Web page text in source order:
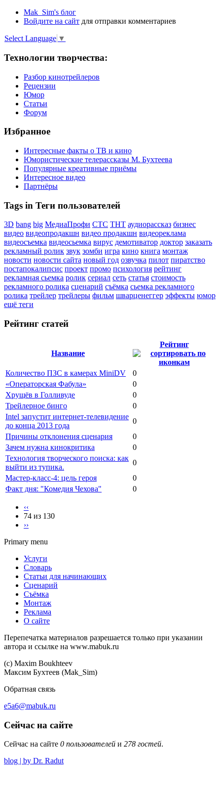
Mak_Sim's блог
Войдите на сайт для отправки комментариев
Select Language ▼
Технологии творчества:
Разбор кинотрейлеров
Рецензии
Юмор
Статьи
Форум
Избранное
Интересные факты о ТВ и кино
Юмористические телерассказы М. Бухтеева
Популярные креативные приёмы
Интересное видео
Партнёры
Tags in Теги пользователей
3D bang big МедиаПрофи СТС ТНТ аудиорассказ бизнес
видео видеопродакшн видео продакшн видеореклама
видеосъемка видеосьемка вирус демотиватор доктор заказать
рекламный ролик звук зомби игра кино книга монтаж
новости новости сайта новый год озвучка пилот пиратство
постапокалипсис проект промо психология рейтинг
рекламная сьемка ролик сериал сеть статья стоимость
рекламного ролика сценарий съёмка сьемка рекламного
ролика трейлер трейлеры фильм шварценеггер эффекты юмор
ещё теги
Рейтинг статей
Название
Рейтинг
Количество ПЗС в камерах MiniDV
0
«Операторская Фабула»
0
Хрущёв в Голливуде
0
Трейлерное бинго
0
Intel запустит интернет-телевидение
до конца 2013 года
0
Причины отклонения сценария
0
Зачем нужна кинокритика
0
Технология творческого поиска: как
выйти из тупика.
0
Мастер-класс-4: цель героя
0
Факт дня: "Комедия Чехова"
0
‹‹
74 из 130
››
Primary menu
Услуги
Словарь
Статьи для начинающих
Сценарий
Съёмка
Монтаж
Реклама
О сайте
Перепечатка материалов разрешается только при указании
автора и ссылке на www.mabuk.ru
(c) Maхim Boukhteev
Максим Бухтеев (Mak_Sim)
Обратная связь
e5a6@mabuk.ru
Сейчас на сайте
Сейчас на сайте 0 пользователей и 278 гостей.
blog | by Dr. Radut